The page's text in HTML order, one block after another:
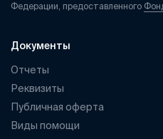
Федерации, предоставленного
Документы
Отчеты
Реквизиты
Публичная оферта
Виды помощи